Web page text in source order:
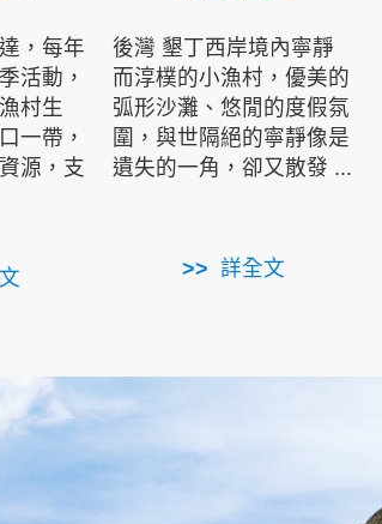
，每年
活動，
村生
一帶，
源，支
後灣 墾丁西岸境內寧靜
而淳樸的小漁村，優美的
弧形沙灘、悠閒的度假氛
圍，與世隔絕的寧靜像是
遺失的一角，卻又散發 ...
詳全文